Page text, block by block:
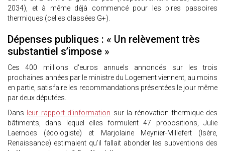
2034), et à même déjà commencé pour les pires passoires
thermiques (celles classées G+).
Dépenses publiques : « Un relèvement très
substantiel s’impose »
Ces 400 millions d'euros annuels annoncés sur les trois
prochaines années par le ministre du Logement viennent, au moins
en partie, satisfaire les recommandations présentées le jour même
par deux députées.
Dans
leur rapport d’information sur la rénovation thermique des
bâtiments, dans lequel elles formulent 47 propositions, Julie
Laernoes (écologiste) et Marjolaine Meynier-Millefert (Isère,
Renaissance) estimaient qu’il fallait abonder les subventions des